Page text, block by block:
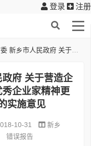
登录 注册
造企业家健康成长环境弘扬优秀企业家精神更好发挥企业家作用的实施意见
府 关于营造企
企业家精神更
实施意见
10-31
新乡
错误报告